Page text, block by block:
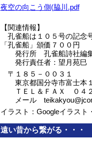
夜空の向こう側(脇川.pdf
【関連情報】
孔雀船は１０５号の記念
「孔雀船」頒価７００円
発行所 孔雀船詩社編
発行責任者：望月苑巳
〒１８５－００３１
東京都国分寺市富士本
ＴＥＬ＆ＦＡＸ ０４２
メール
イラスト：Googleイラスト
遠い昔から繋がる・・・